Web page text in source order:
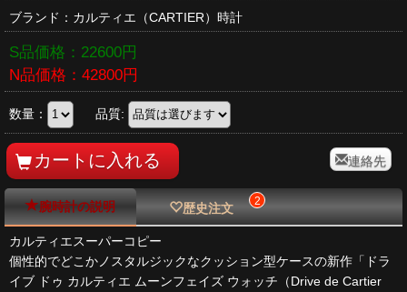
ブランド： カルティエ （CARTIER）時計
S品価格： 22600円
N品価格： 42800円
数量： 品質:
連絡先
腕時計の説明 歴史注文 2
カルティエスーパーコピー
個性的でどこかノスタルジックなクッション型ケースの新作「ドラ
イブ ドゥ カルティエ ムーンフェイズ ウォッチ（Drive de Cartier